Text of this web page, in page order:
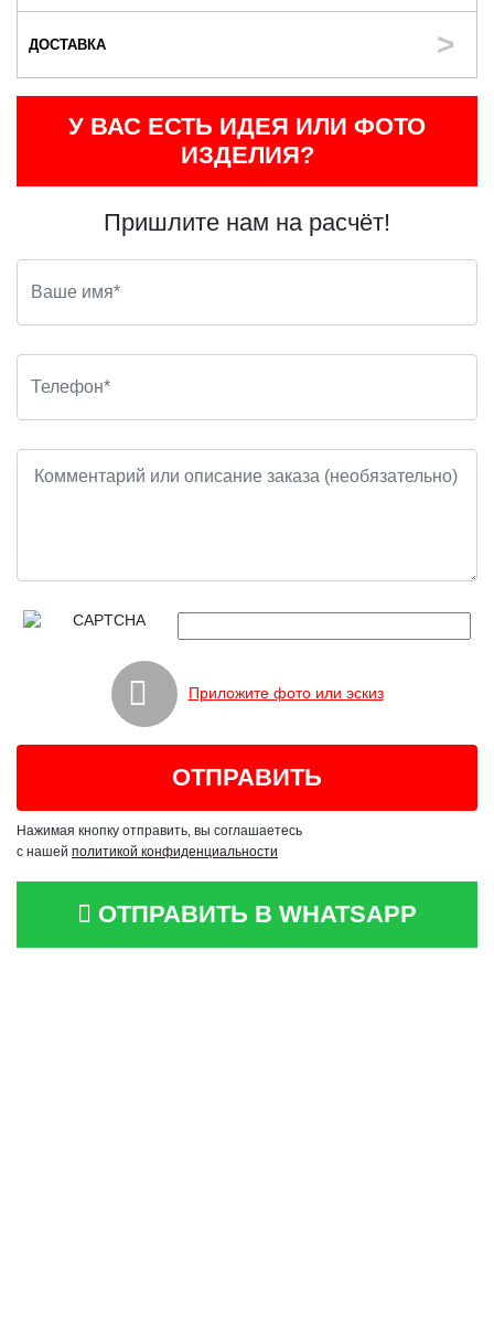
ДОСТАВКА
У ВАС ЕСТЬ ИДЕЯ ИЛИ ФОТО
ИЗДЕЛИЯ?
Пришлите нам на расчёт!
Приложите фото или эскиз
Нажимая кнопку отправить, вы соглашаетесь
с нашей политикой конфиденциальности
ОТПРАВИТЬ В WHATSAPP